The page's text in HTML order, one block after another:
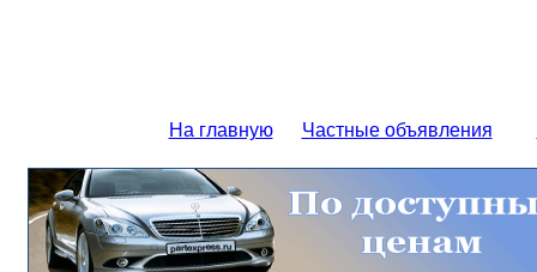
На главную Частные объявления